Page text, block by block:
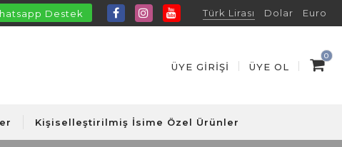
Destek Türk Lirası Dolar Euro
0
ÜYE GIRIŞI ÜYE OL
Kişiselleştirilmiş İsime Özel Ürünler